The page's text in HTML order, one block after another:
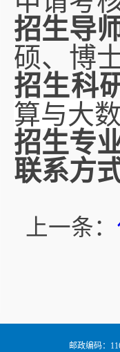
招生导
硕、博
招生科
算与大
招生专
联系方
上一条：
邮政编码：